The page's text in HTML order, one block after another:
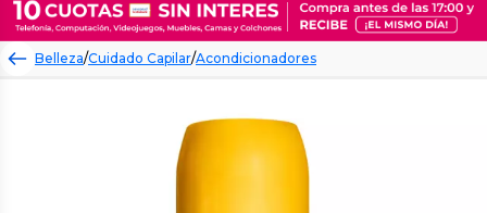
Belleza/Cuidado Capilar/Acondicionadores